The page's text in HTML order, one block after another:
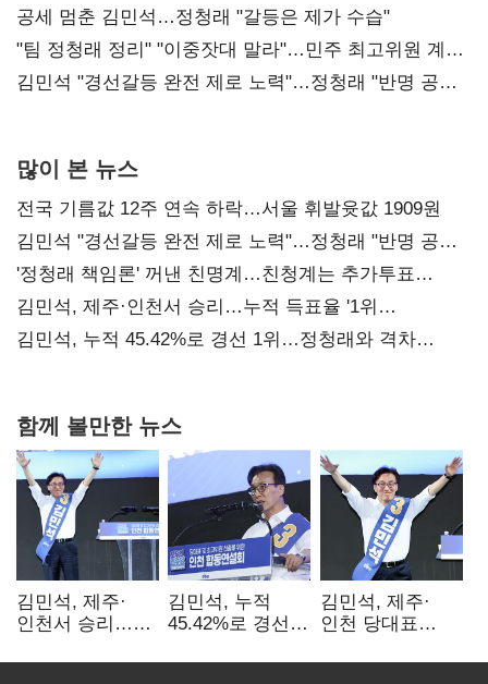
공세 멈춘 김민석…정청래 "갈등은 제가 수습"
"팀 정청래 정리" "이중잣대 말라"…민주 최고위원 계파
다툼 격화
김민석 "경선갈등 완전 제로 노력"…정청래 "반명 공세
많이 본 뉴스
전국 기름값 12주 연속 하락…서울 휘발윳값 1909원
김민석 "경선갈등 완전 제로 노력"…정청래 "반명 공세
사과부터"
'정청래 책임론' 꺼낸 친명계…친청계는 추가투표
때리기
김민석, 제주·인천서 승리…누적 득표율 '1위
탈환'(종합)
김민석, 누적 45.42%로 경선 1위…정청래와 격차
함께 볼만한 뉴스
김민석, 제주·
인천서 승리…
탈환'(종합)
김민석, 누적
45.42%로 경선
격차
김민석, 제주·
인천 당대표